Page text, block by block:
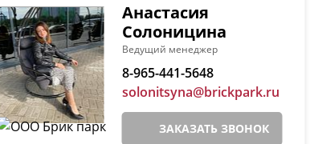
Анастасия
Солоницина
Ведущий менеджер
8-965-441-5648
solonitsyna@brickpark.ru
ЗАКАЗАТЬ ЗВОНОК